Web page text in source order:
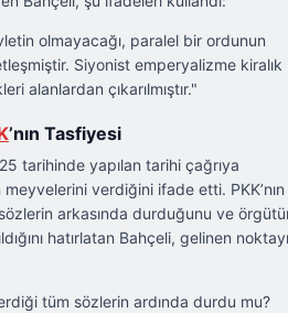
olmayacağı, paralel bir ordunun
Siyonist emperyalizme kiralık
alanlardan çıkarılmıştır."
’nın Tasfiyesi
tarihinde yapılan tarihi çağrıya
verdiğini ifade etti. PKK’nın
arkasında durduğunu ve
hatırlatan Bahçeli, gelinen noktayı
tüm sözlerin ardında durdu mu?